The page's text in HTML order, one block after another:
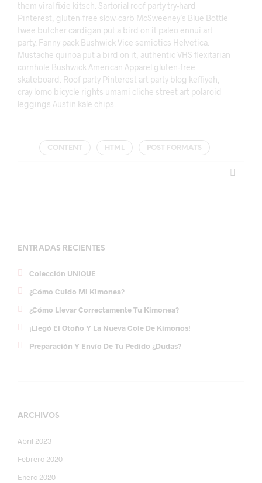
them viral fixie kitsch. Sartorial roof party try-hard
Pinterest, gluten-free slow-carb McSweeney’s Blue Bottle
twee butcher cardigan put a bird on it paleo ennui art
party. Fanny pack Bushwick Vice semiotics Helvetica.
Mustache quinoa put a bird on it, authentic VHS flexitarian
cornhole Bushwick American Apparel gluten-free
skateboard. Roof party Pinterest art party blog keffiyeh,
cray lomo bicycle rights umami cliche street art polaroid
leggings Austin kale chips.
CONTENT HTML POST FORMATS
ENTRADAS RECIENTES
Colección UNIQUE
¿Cómo Cuido Mi Kimonea?
¿Cómo Llevar Correctamente Tu Kimonea?
¡Llegó El Otoño Y La Nueva Cole De Kimonos!
Preparación Y Envío De Tu Pedido ¿dudas?
ARCHIVOS
Abril 2023
Febrero 2020
Enero 2020